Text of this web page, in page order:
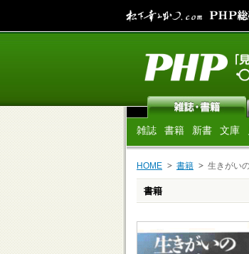
雑誌 書籍 新書 文庫
HOME 書籍 生きがい
書籍